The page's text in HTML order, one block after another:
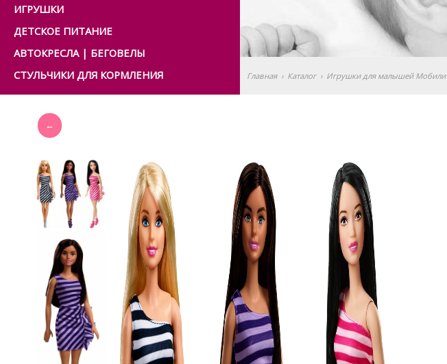
ИГРУШКИ
ДЕТСКОЕ ПИТАНИЕ
АВТОКРЕСЛА | БЕГОВЕЛЫ
СТУЛЬЧИКИ ДЛЯ КОРМЛЕНИЯ
Главная › Каталог › Игрушки для малышей Мобили